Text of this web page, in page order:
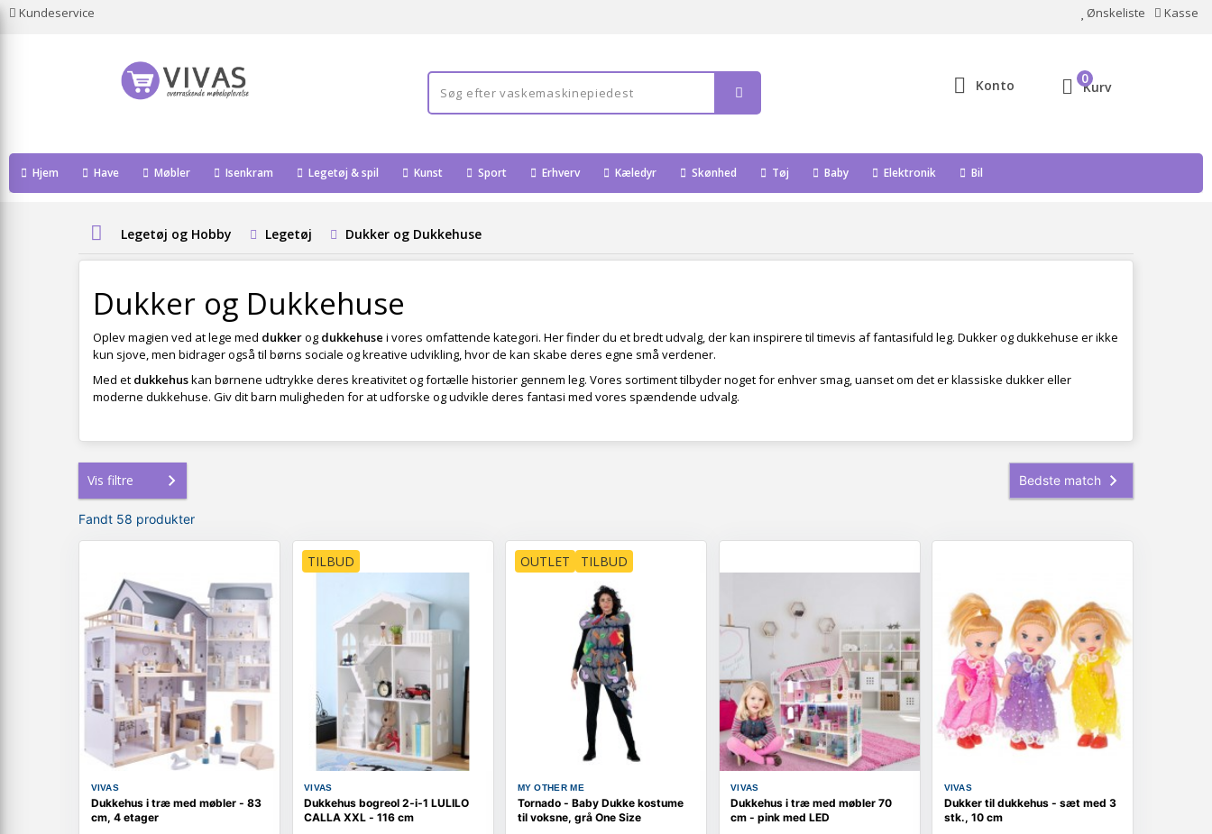
Kundeservice Ønskeliste Kasse
Konto Kurv
0
Hjem Have Møbler Isenkram Legetøj & spil Kunst Sport Erhverv Kæledyr Skønhed Tøj Baby Elektronik Bil
Legetøj og Hobby Legetøj Dukker og Dukkehuse
Dukker og Dukkehuse
Oplev magien ved at lege med dukkerog dukkehuse i vores omfattende kategori. Her finder du et bredt udvalg, der kan inspirere til timevis af fantasifuld leg. Dukker og dukkehuse er ikke
kun sjove, men bidrager også til børns sociale og kreative udvikling, hvor de kan skabe deres egne små verdener.
Med et dukkehuskan børnene udtrykke deres kreativitet og fortælle historier gennem leg. Vores sortiment tilbyder noget for enhver smag, uanset om det er klassiske dukker eller
moderne dukkehuse. Giv dit barn muligheden for at udforske og udvikle deres fantasi med vores spændende udvalg.
Vis filtre
Fandt 58 produkter
VIVAS
Dukkehus i træ med møbler - 83
cm, 4 etager
TILBUD
VIVAS
Dukkehus bogreol 2‑i‑1 LULILO
CALLA XXL - 116 cm
OUTLET TILBUD
MY OTHER ME
Tornado - Baby Dukke kostume
til voksne, grå One Size
VIVAS
Dukkehus i træ med møbler 70
cm - pink med LED
VIVAS
Dukker til dukkehus - sæt med 3
stk., 10 cm